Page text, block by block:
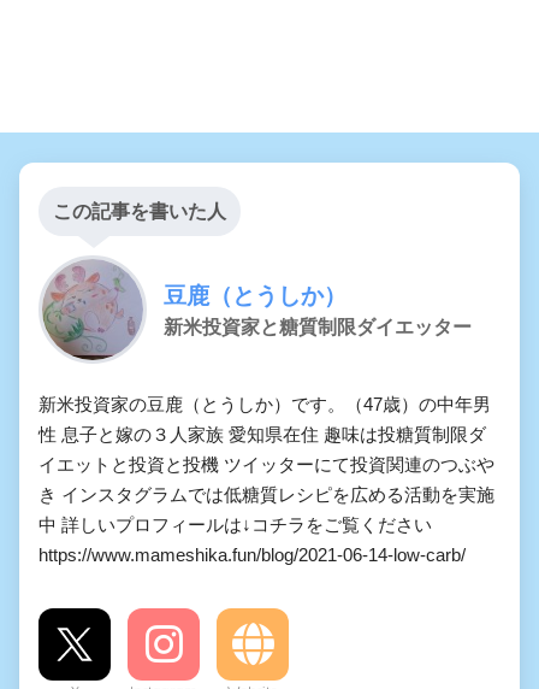
この記事を書いた人
豆鹿（とうしか）
新米投資家と糖質制限ダイエッター
新米投資家の豆鹿（とうしか）です。（47歳）の中年男
性 息子と嫁の３人家族 愛知県在住 趣味は投糖質制限ダ
イエットと投資と投機 ツイッターにて投資関連のつぶや
き インスタグラムでは低糖質レシピを広める活動を実施
中 詳しいプロフィールは↓コチラをご覧ください
https://www.mameshika.fun/blog/2021-06-14-low-carb/